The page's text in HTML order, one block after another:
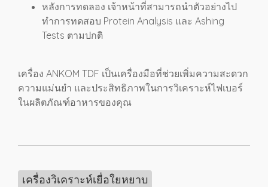
หลังการทดลอง เจ้าหน้าที่สามารถนำตัวอย่างไป
ทำการทดสอบ Protein Analysis และ Ashing
Tests ตามปกติ
เครื่อง ANKOM TDF เป็นเครื่องมือที่ช่วยเพิ่มความสะดวก
ความแม่นยำ และประสิทธิภาพในการวิเคราะห์ไฟเบอร์
ในผลิตภัณฑ์อาหารของคุณ
เครื่องวิเคราะห์เยื่อใยหยาบ